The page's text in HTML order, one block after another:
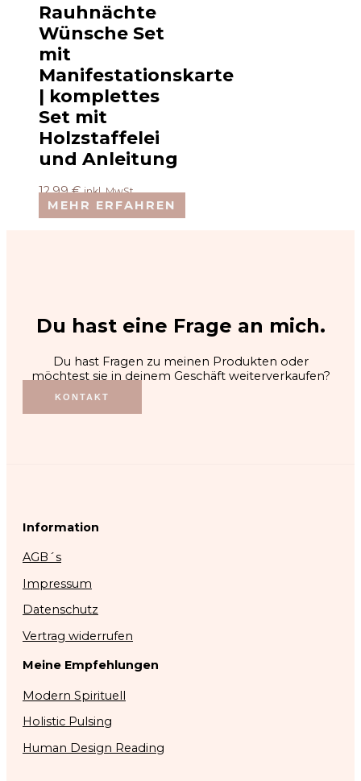
Rauhnächte
Wünsche Set
mit
Manifestationskarte
| komplettes
Set mit
Holzstaffelei
und Anleitung
12,99€ inkl. MwSt.
MEHR ERFAHREN
Du hast eine Frage an mich.
Du hast Fragen zu meinen Produkten oder
möchtest sie in deinem Geschäft weiterverkaufen?
KONTAKT
Information
AGB´s
Impressum
Datenschutz
Vertrag widerrufen
Meine Empfehlungen
Modern Spirituell
Holistic Pulsing
Human Design Reading